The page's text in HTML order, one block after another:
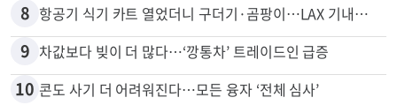
8 항공기 식기 카트 열었더니 구더기·곰팡이…LAX 기내식 업체 논란
9 차값보다 빚이 더 많다…‘깡통차’ 트레이드인 급증
10 콘도 사기 더 어려워진다…모든 융자 ‘전체 심사’